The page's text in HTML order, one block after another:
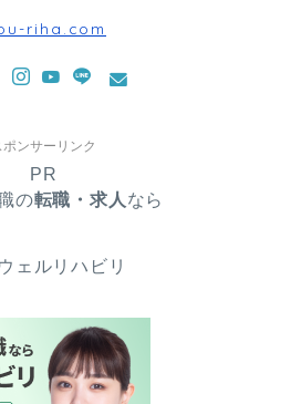
riha.com
ポンサーリンク
PR
の転職・求人 なら
ェルリハビリ